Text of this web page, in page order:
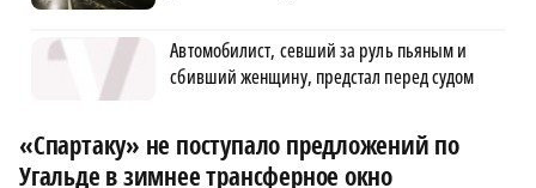
Автомобилист, севший за руль пьяным и
сбивший женщину, предстал перед судом
«Спартаку» не поступало предложений по
Угальде в зимнее трансферное окно